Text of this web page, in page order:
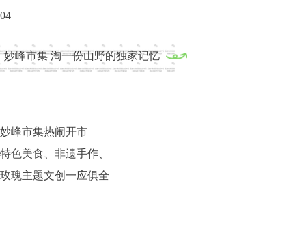
04
妙峰市集 淘一份山野的独家记忆
妙峰市集热闹开市
特色美食、非遗手作、
玫瑰主题文创一应俱全